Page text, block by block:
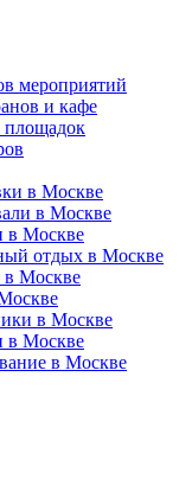
мероприятий
и кафе
площадок
в Москве
в Москве
в Москве
отдых в Москве
в Москве
в Москве
в Москве
в Москве